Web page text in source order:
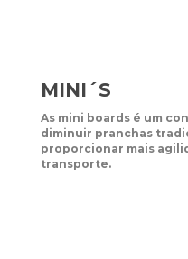
MINI´S
As mini boards é um
diminuir pranchas
proporcionar mais
transporte.